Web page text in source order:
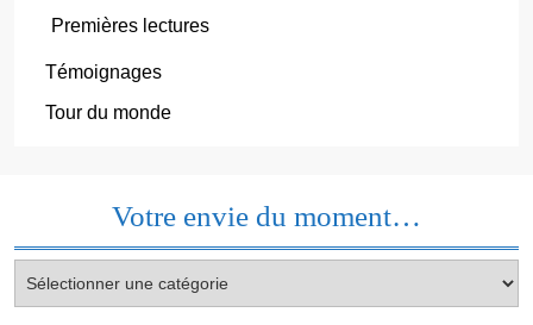
Premières lectures
Témoignages
Tour du monde
Votre envie du moment…
envie